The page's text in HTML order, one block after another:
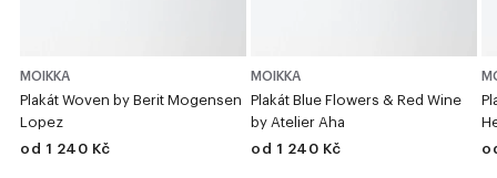
MOIKKA
Plakát Woven by Berit Mogensen
Lopez
od 1 240 Kč
MOIKKA
Plakát Blue Flowers & Red Wine
by Atelier Aha
od 1 240 Kč